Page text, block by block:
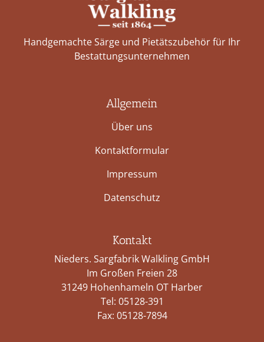
Handgemachte Särge und Pietätszubehör für Ihr
Bestattungs­unternehmen
Allgemein
Über uns
Kontaktformular
Impressum
Datenschutz
Kontakt
Nieders. Sargfabrik Walkling GmbH
Im Großen Freien 28
31249 Hohenhameln OT Harber
Tel: 05128-391
Fax: 05128-7894